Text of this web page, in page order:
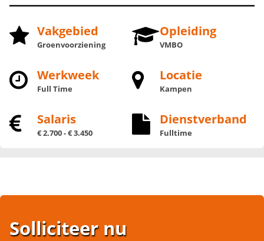
Vakgebied
Groenvoorziening
Opleiding
VMBO
Werkweek
Full Time
Locatie
Kampen
Salaris
€ 2.700 - € 3.450
Dienstverband
Fulltime
Solliciteer nu